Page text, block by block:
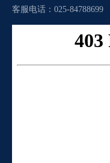
客服电话：025-84788699